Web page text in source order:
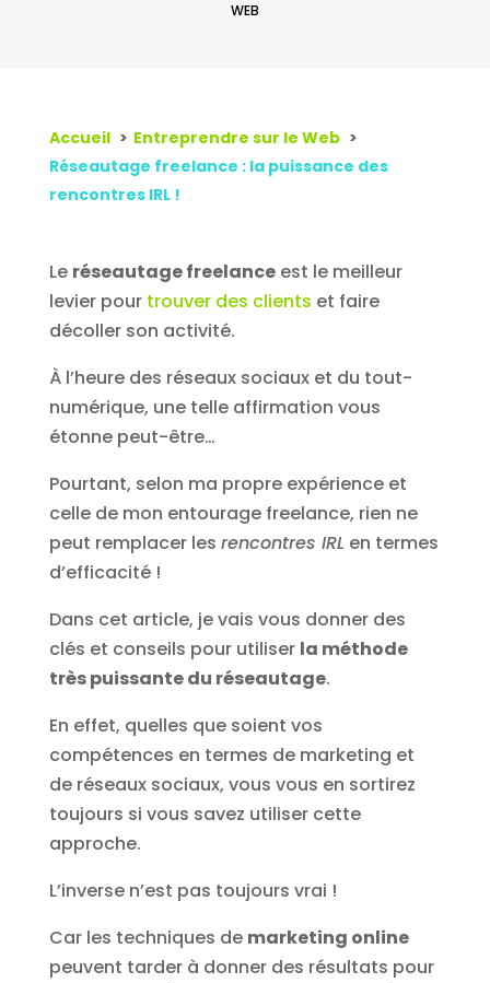
WEB
Accueil
Entreprendre sur le Web
Réseautage freelance : la puissance des
rencontres IRL !
Le réseautage freelanceest le meilleur
levier pour trouver des clients et faire
décoller son activité.
À l’heure des réseaux sociaux et du tout-
numérique, une telle affirmation vous
étonne peut-être…
Pourtant, selon ma propre expérience et
celle de mon entourage freelance, rien ne
peut remplacer les rencontres IRL en termes
d’efficacité !
Dans cet article, je vais vous donner des
clés et conseils pour utiliser la méthode
très puissante du réseautage.
En effet, quelles que soient vos
compétences en termes de marketing et
de réseaux sociaux, vous vous en sortirez
toujours si vous savez utiliser cette
approche.
L’inverse n’est pas toujours vrai !
Car les techniques de marketing online
peuvent tarder à donner des résultats pour